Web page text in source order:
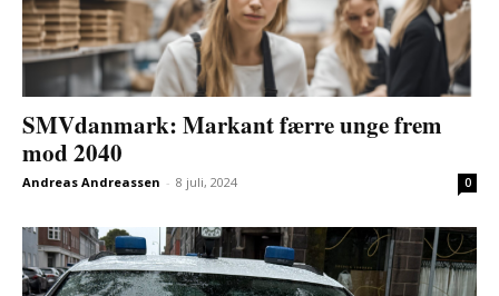
SMVdanmark: Markant færre unge frem
mod 2040
Andreas Andreassen - 8 juli, 2024 0